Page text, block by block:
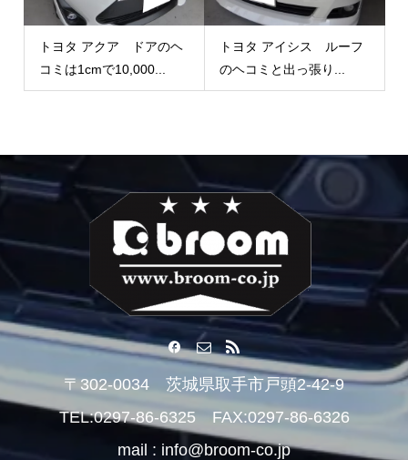
トヨタ アクア ドアのヘ
コミは1cmで10,000...
トヨタ アイシス ルーフ
のヘコミと出っ張り...
〒302-0034 茨城県取手市戸頭2-42-9
TEL:0297-86-6325 FAX:0297-86-6326
mail : info@broom-co.jp